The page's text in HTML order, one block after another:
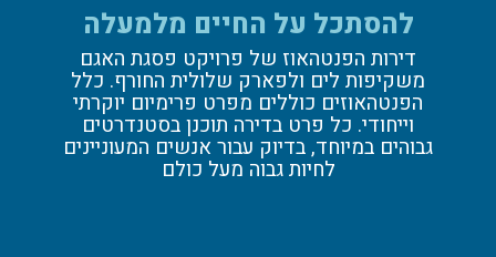
להסתכל על החיים מלמעלה
דירות הפנטהאוז של פרויקט פסגת האגם
משקיפות לים ולפארק שלולית החורף. כלל
הפנטהאוזים כוללים מפרט פרימיום יוקרתי
וייחודי. כל פרט בדירה תוכנן בסטנדרטים
גבוהים במיוחד, בדיוק עבור אנשים המעוניינים
לחיות גבוה מעל כולם